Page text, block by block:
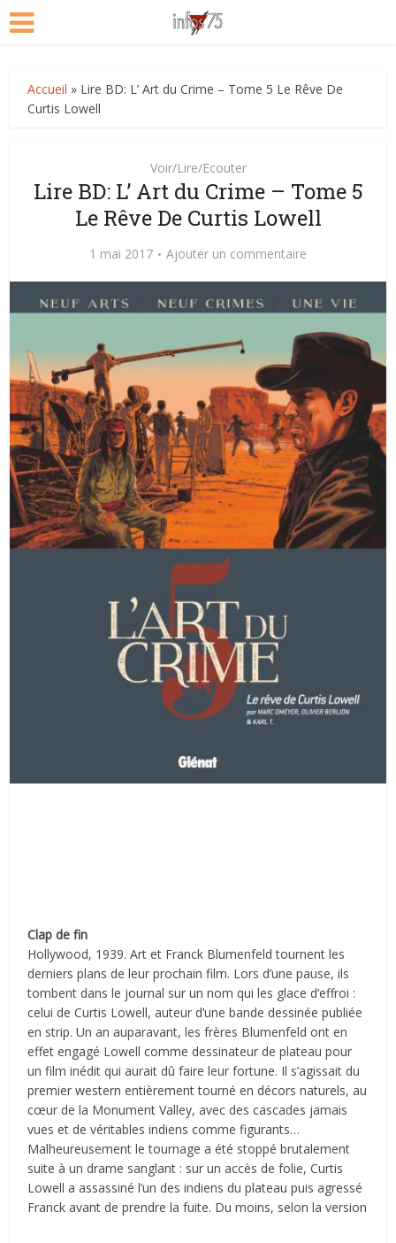
Accueil » Lire BD: L’ Art du Crime – Tome 5 Le Rêve De
Curtis Lowell
Voir/Lire/Ecouter
Lire BD: L’ Art du Crime – Tome 5
Le Rêve De Curtis Lowell
1 mai 2017 Ajouter un commentaire
Clap de fin
Hollywood, 1939. Art et Franck Blumenfeld tournent les
derniers plans de leur prochain film. Lors d’une pause, ils
tombent dans le journal sur un nom qui les glace d’effroi :
celui de Curtis Lowell, auteur d’une bande dessinée publiée
en strip. Un an auparavant, les frères Blumenfeld ont en
effet engagé Lowell comme dessinateur de plateau pour
un film inédit qui aurait dû faire leur fortune. Il s’agissait du
premier western entièrement tourné en décors naturels, au
cœur de la Monument Valley, avec des cascades jamais
vues et de véritables indiens comme figurants…
Malheureusement le tournage a été stoppé brutalement
suite à un drame sanglant : sur un accès de folie, Curtis
Lowell a assassiné l’un des indiens du plateau puis agressé
Franck avant de prendre la fuite. Du moins, selon la version